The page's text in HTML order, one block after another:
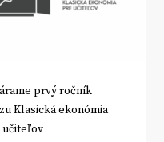
prvý ročník
Klasická ekonómia